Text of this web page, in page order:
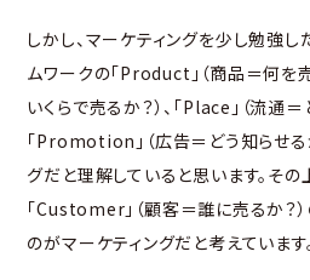
しかし、マーケティングを少し勉強し
ムワークの「Product」（商品＝何を売
いくらで売るか？）、「Place」（流通＝
「Promotion」（広告＝どう知らせる
グだと理解していると思います。その
「Customer」（顧客＝誰に売るか？
のがマーケティングだと考えています